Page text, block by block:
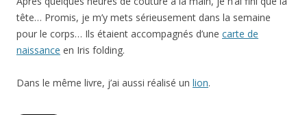
tête… Promis, je m’y mets sérieusement dans la semaine
pour le corps… Ils étaient accompagnés d’une carte de
naissance en Iris folding.
Dans le même livre, j’ai aussi réalisé un lion.